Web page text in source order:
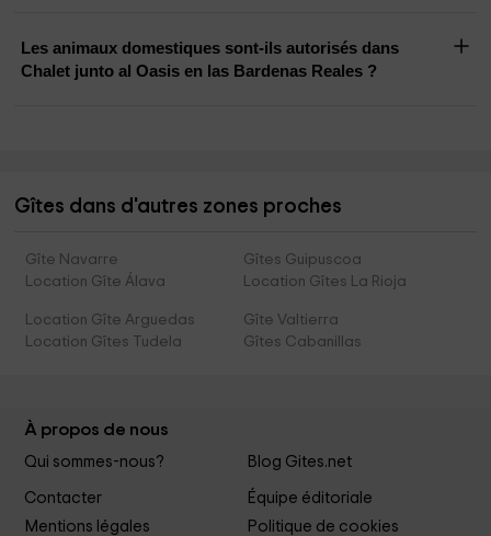
Les animaux domestiques sont-ils autorisés dans
Chalet junto al Oasis en las Bardenas Reales ?
Gîtes dans d'autres zones proches
Gîte Navarre
Gîtes Guipuscoa
Location Gîte Álava
Location Gîtes La Rioja
Location Gîte Arguedas
Gîte Valtierra
Location Gîtes Tudela
Gîtes Cabanillas
À propos de nous
Qui sommes-nous? Blog Gites.net
Contacter
Équipe éditoriale
Mentions légales
Politique de cookies